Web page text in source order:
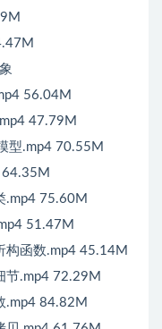
56.04M
47.79M
型.mp4 70.55M
.mp4 75.60M
51.47M
函数.mp4 45.14M
节.mp4 72.29M
.mp4 84.82M